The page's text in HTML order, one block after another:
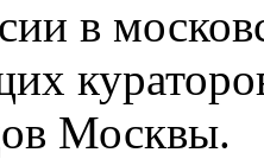
в
Москвы.